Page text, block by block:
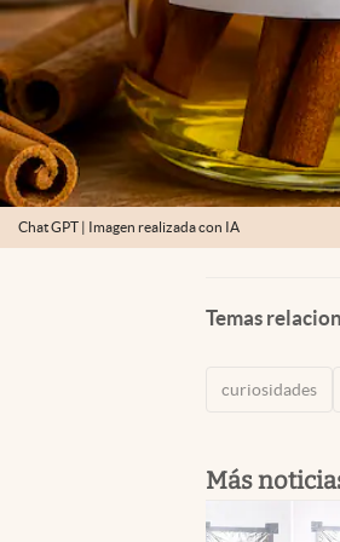
Chat GPT | Imagen realizada con IA
Temas
curiosidades
Más